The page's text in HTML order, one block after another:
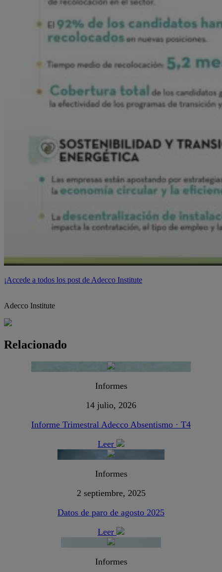
¡Accede a todos los post de Adecco Institute
Adecco Institute
Relacionado
Informes
14 julio, 2026
Informe Trimestral Adecco Absentismo · T4
Leer
Informes
2 septiembre, 2025
Datos de paro de agosto 2025
Leer
Informes